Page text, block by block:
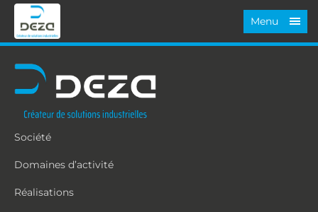
Menu
Société
Domaines d’activité
Réalisations